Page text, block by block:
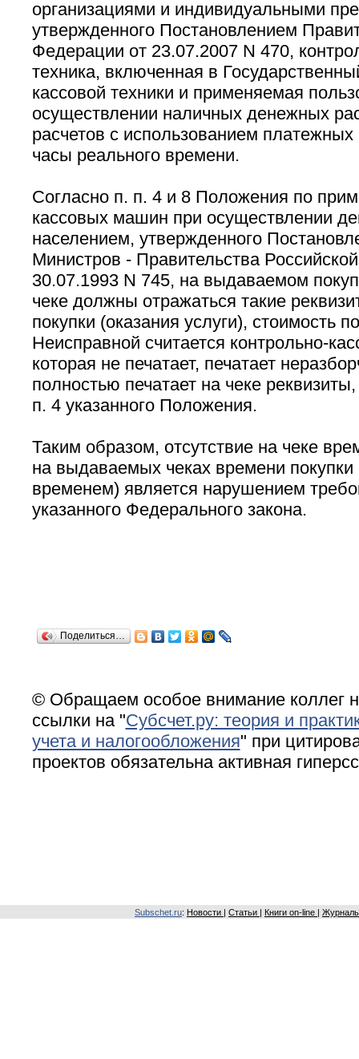
организациями и индивидуальными
утвержденного Постановлением
Федерации от 23.07.2007 N 470,
техника, включенная в
кассовой техники и применяемая
осуществлении наличных денежных
расчетов с использованием
часы реального времени.
Согласно п. п. 4 и 8 Положения по
кассовых машин при осуществлении
населением, утвержденного
Министров - Правительства
30.07.1993 N 745, на выдаваемом
чеке должны отражаться такие
покупки (оказания услуги), стоимость
Неисправной считается контрольно-
которая не печатает, печатает
полностью печатает на чеке
п. 4 указанного Положения.
Таким образом, отсутствие на чеке
на выдаваемых чеках времени
временем) является нарушением
указанного Федерального закона.
Поделиться…
© Обращаем особое внимание коллег
ссылки на "Субсчет.ру: теория и
учета и налогообложения" при
проектов обязательна активная
Subschet.ru: Новости Статьи Книги on-line